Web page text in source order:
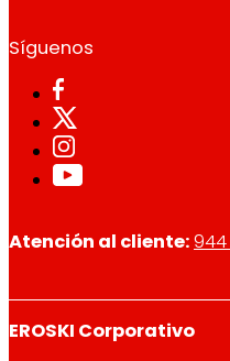
Síguenos
Atención al cliente:
EROSKI Corporativo